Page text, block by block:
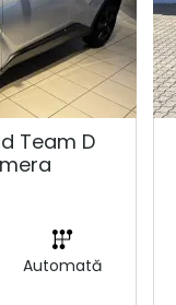
Team D
Automată